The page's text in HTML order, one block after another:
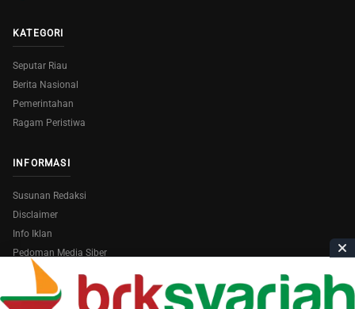
KATEGORI
Seputar Riau
Berita Nasional
Pemerintahan
Ragam Peristiwa
INFORMASI
Susunan Redaksi
Disclaimer
Info Iklan
Pedoman Media Siber